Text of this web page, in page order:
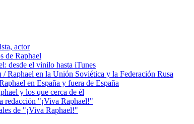
actor
de Raphael
desde el vinilo hasta iTunes
en la Unión Soviética y la Federación Rusa
en España y fuera de España
y los que cerca de él
redacción "¡Viva Raphael!"
de "¡Viva Raphael!"